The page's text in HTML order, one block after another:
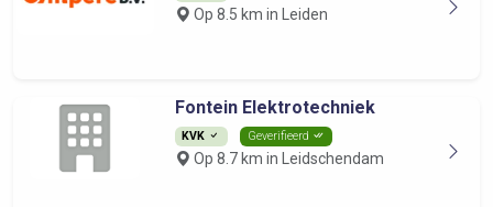
Op 8.5 km in Leiden
Fontein Elektrotechniek
KVK Geverifieerd
Op 8.7 km in Leidschendam